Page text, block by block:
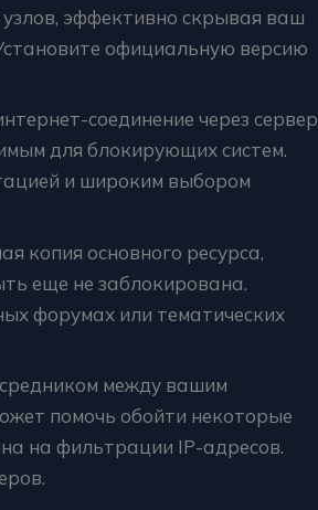
эффективно скрывая ваш
официальную версию
соединение через сервер
для блокирующих систем.
и широким выбором
копия основного ресурса,
еще не заблокирована.
форумах или тематических
между вашим
помочь обойти некоторые
на фильтрации IP-адресов.